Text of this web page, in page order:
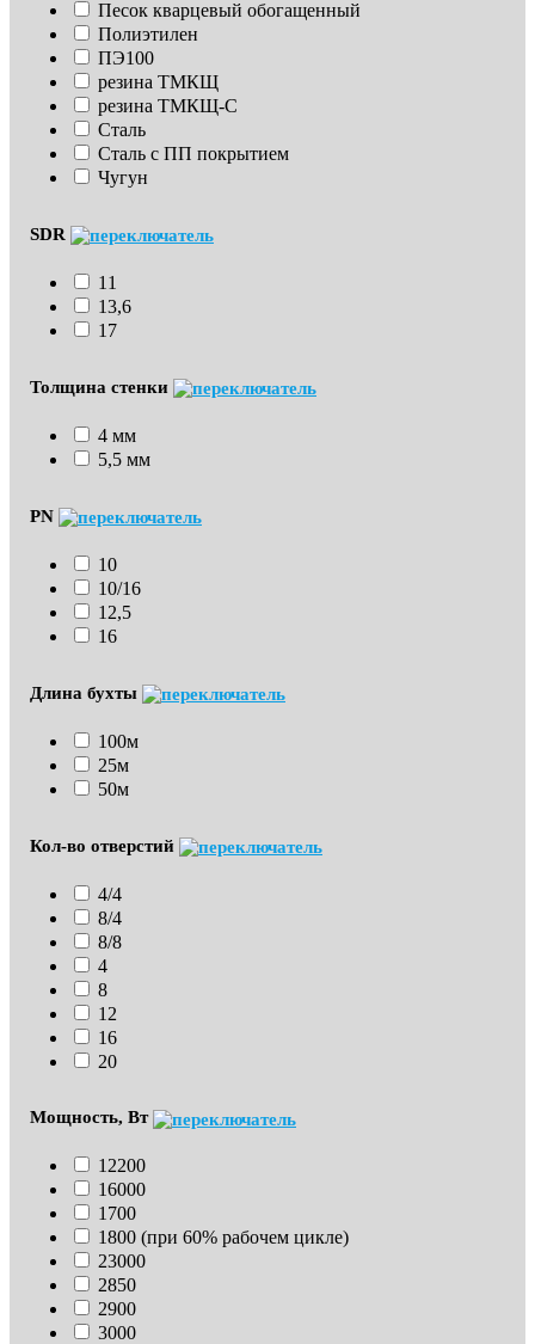
Песок кварцевый обогащенный
Полиэтилен
ПЭ100
резина ТМКЩ
резина ТМКЩ-С
Сталь
Сталь с ПП покрытием
Чугун
SDR
11
13,6
17
Толщина стенки
4 мм
5,5 мм
PN
10
10/16
12,5
16
Длина бухты
100м
25м
50м
Кол-во отверстий
4/4
8/4
8/8
4
8
12
16
20
Мощность, Вт
12200
16000
1700
1800 (при 60% рабочем цикле)
23000
2850
2900
3000